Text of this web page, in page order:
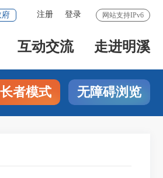
网站支持IPv6
注册 登录
府
互动交流 走进明溪
长者模式 无障碍浏览